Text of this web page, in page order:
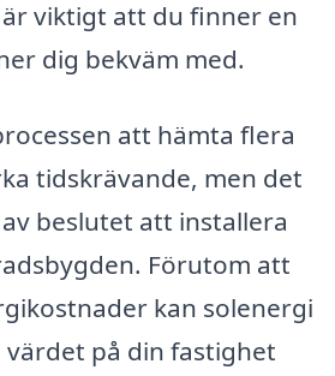
viktigt att du finner en
dig bekväm med.
att hämta flera
tidskrävande, men det
beslutet att installera
Förutom att
kan solenergi
på din fastighet